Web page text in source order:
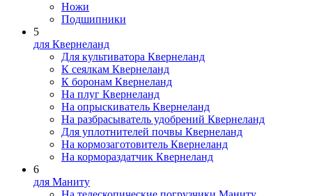
Ножи
Подшипники
5
для Квернеланд
Для культиватора Квернеланд
К сеялкам Квернеланд
К боронам Квернеланд
На плуг Квернеланд
На опрыскиватель Квернеланд
На разбрасыватель удобрений Квернеланд
Для уплотнителей почвы Квернеланд
На кормозаготовитель Квернеланд
На кормораздатчик Квернеланд
6
для Маниту